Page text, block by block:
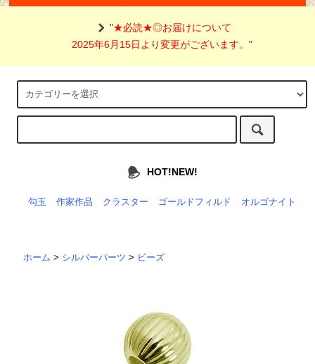
"★必読★◎お届けについて
2025年6月15日より変更がございます。"
HOT!NEW!
勾玉 作家作品 クラスター ゴールドフィルド オルゴナイト
ホーム > シルバーパーツ > ビーズ